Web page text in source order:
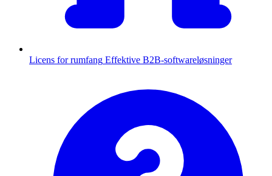
Licens for rumfang Effektive B2B-softwareløsninger